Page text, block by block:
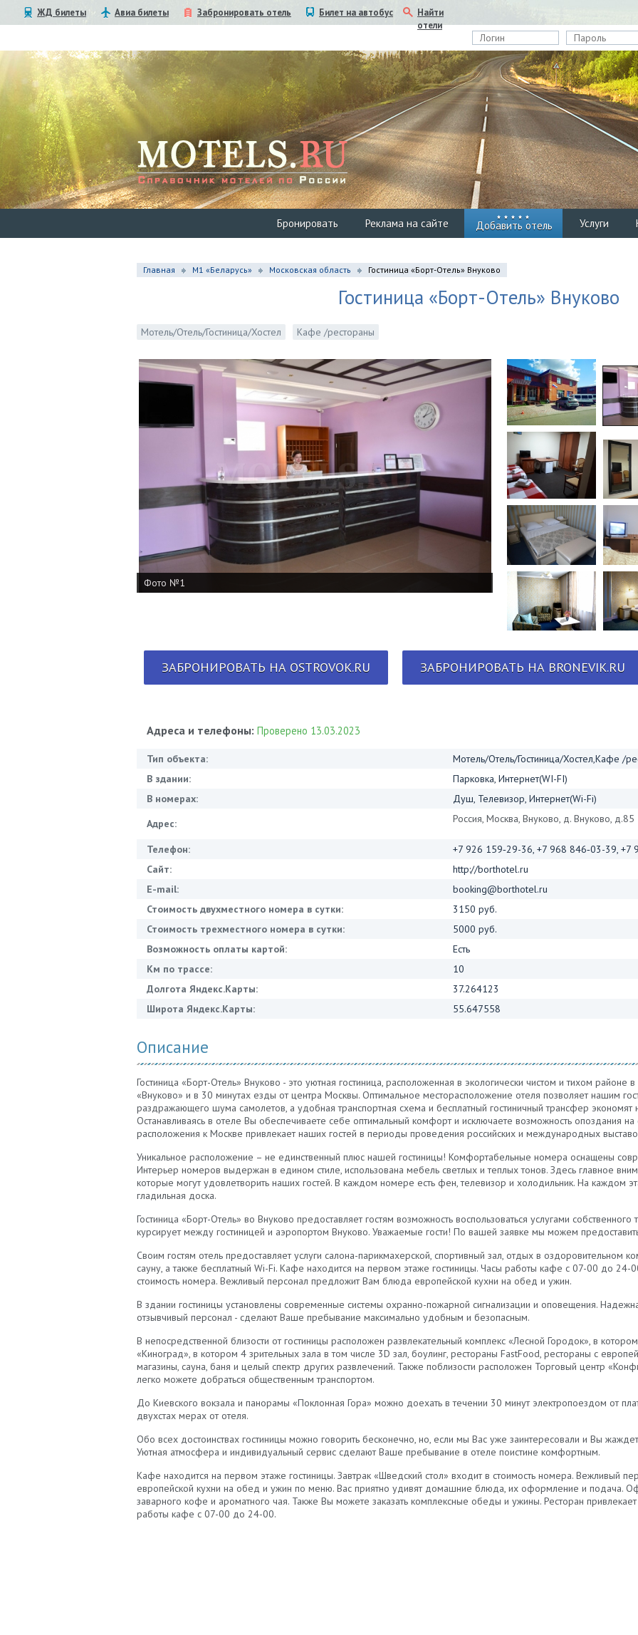
ЖД билеты Авиа билеты Забронировать отель Билет на автобус
Найти
отели
Бронировать Реклама на сайте Добавить отель Услуги
Главная М1 «Беларусь» Московская область Гостиница «Борт-Отель» Внуково
Гостиница «Борт-Отель» Внуково
Мотель/Отель/Гостиница/Хостел Кафе /рестораны
Фото №1
ЗАБРОНИРОВАТЬ НА OSTROVOK.RU ЗАБРОНИРОВАТЬ НА BRONEVIK.RU
Адреса и телефоны: Проверено 13.03.2023
Тип объекта:
Мотель/Отель/Гостиница/Хостел,Кафе /
В здании:
Парковка, Интернет(WI-FI)
В номерах:
Душ, Телевизор, Интернет(Wi-Fi)
Адрес:
Россия, Москва, Внуково, д. Внуково, д.85
Телефон:
+7 926 159‑29-36, +7 968 846‑03-39, +7
Сайт:
http://borthotel.ru
E-mail:
booking@borthotel.ru
Стоимость двухместного номера в сутки:
3150 руб.
Стоимость трехместного номера в сутки:
5000 руб.
Возможность оплаты картой:
Есть
Км по трассе:
10
Долгота Яндекс.Карты:
37.264123
Широта Яндекс.Карты:
55.647558
Описание
Гостиница «Борт-Отель» Внуково - это уютная гостиница, расположенная в экологически чистом и тихом районе
«Внуково» и в 30 минутах езды от центра Москвы. Оптимальное месторасположение отеля позволяет нашим
раздражающего шума самолетов, а удобная транспортная схема и бесплатный гостиничный трансфер
Останавливаясь в отеле Вы обеспечиваете себе оптимальный комфорт и исключаете возможность опоздания на
расположения к Москве привлекает наших гостей в периоды проведения российских и международных
Уникальное расположение – не единственный плюс нашей гостиницы! Комфортабельные номера оснащены
Интерьер номеров выдержан в едином стиле, использована мебель светлых и теплых тонов. Здесь главное
которые могут удовлетворить наших гостей. В каждом номере есть фен, телевизор и холодильник. На каждом
гладильная доска.
Гостиница «Борт-Отель» во Внуково предоставляет гостям возможность воспользоваться услугами
курсирует между гостиницей и аэропортом Внуково. Уважаемые гости! По вашей заявке мы можем
Своим гостям отель предоставляет услуги салона-парикмахерской, спортивный зал, отдых в оздоровительном
сауну, а также бесплатный Wi-Fi. Кафе находится на первом этаже гостиницы. Часы работы кафе с 07-00 до 24-
стоимость номера. Вежливый персонал предложит Вам блюда европейской кухни на обед и ужин.
В здании гостиницы установлены современные системы охранно-пожарной сигнализации и оповещения.
отзывчивый персонал - сделают Ваше пребывание максимально удобным и безопасным.
В непосредственной близости от гостиницы расположен развлекательный комплекс «Лесной Городок», в
«Киноград», в котором 4 зрительных зала в том числе 3D зал, боулинг, рестораны FastFood, рестораны с
магазины, сауна, баня и целый спектр других развлечений. Также поблизости расположен Торговый центр
легко можете добраться общественным транспортом.
До Киевского вокзала и панорамы «Поклонная Гора» можно доехать в течении 30 минут электропоездом от
двухстах мерах от отеля.
Обо всех достоинствах гостиницы можно говорить бесконечно, но, если мы Вас уже заинтересовали и Вы
Уютная атмосфера и индивидуальный сервис сделают Ваше пребывание в отеле поистине комфортным.
Кафе находится на первом этаже гостиницы. Завтрак «Шведский стол» входит в стоимость номера. Вежливый
европейской кухни на обед и ужин по меню. Вас приятно удивят домашние блюда, их оформление и подача.
заварного кофе и ароматного чая. Также Вы можете заказать комплексные обеды и ужины. Ресторан
работы кафе с 07-00 до 24-00.